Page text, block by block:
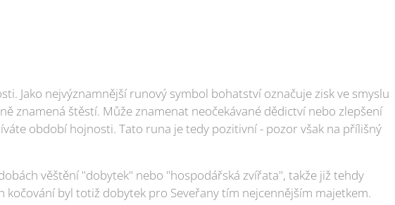
Jako nejvýznamnější runový symbol bohatství označuje zisk ve smyslu
znamená štěstí. Může znamenat neočekávané dědictví nebo zlepšení
období hojnosti. Tato runa je tedy pozitivní - pozor však na přílišný
věštění "dobytek" nebo "hospodářská zvířata", takže již tehdy
kočování byl totiž dobytek pro Seveřany tím nejcennějším majetkem.